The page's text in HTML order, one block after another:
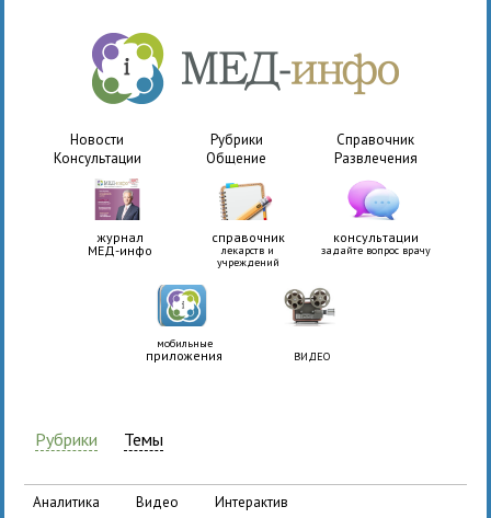
Новости Рубрики
Справочник
Консультации
Общение Развлечения
журнал
МЕД-инфо
справочник
лекарств и
учреждений
консультации
задайте вопрос врачу
мобильные
приложения ВИДЕО
Рубрики Темы
аналитика видео
интерактив